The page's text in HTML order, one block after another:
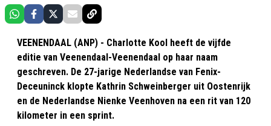
VEENENDAAL (ANP) - Charlotte Kool heeft de vijfde
editie van Veenendaal-Veenendaal op haar naam
geschreven. De 27-jarige Nederlandse van Fenix-
Deceuninck klopte Kathrin Schweinberger uit Oostenrijk
en de Nederlandse Nienke Veenhoven na een rit van 120
kilometer in een sprint.